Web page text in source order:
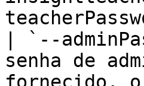
| `--
senha de